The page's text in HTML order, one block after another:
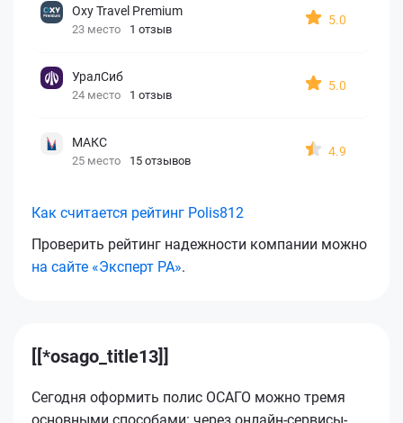
Oxy Travel Premium
23 место 1 отзыв
5.0
УралСиб
24 место 1 отзыв
5.0
МАКС
25 место 15 отзывов
4.9
Как считается рейтинг Polis812
Проверить рейтинг надежности компании можно
на сайте «Эксперт РА».
[[*osago_title13]]
Сегодня оформить полис ОСАГО можно тремя